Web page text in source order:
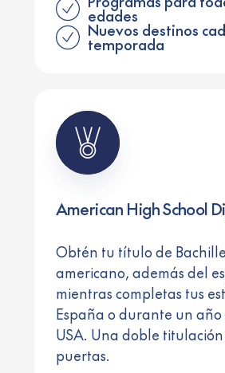
edades
Nuevos destinos
temporada
American High School
Obtén tu título de
americano, además del
mientras completas tus
España o durante un año
USA. Una doble
puertas.